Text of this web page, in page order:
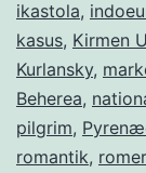
ikastola,
kasus, Kirmen
Kurlansky,
Beherea,
pilgrim,
romantik,